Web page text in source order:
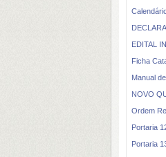
EDITAL
Ficha
Manual
NOVO
Ordem
Portaria
Portaria